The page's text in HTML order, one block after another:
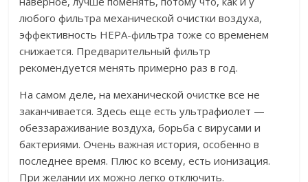
любого фильтра механической очистки воздуха,
эффективность HEPA-фильтра тоже со временем
снижается. Предварительный фильтр
рекомендуется менять примерно раз в год.
На самом деле, на механической очистке все не
заканчивается. Здесь еще есть ультрафиолет —
обеззараживание воздуха, борьба с вирусами и
бактериями. Очень важная история, особенно в
последнее время. Плюс ко всему, есть ионизация.
При желании их можно легко отключить.